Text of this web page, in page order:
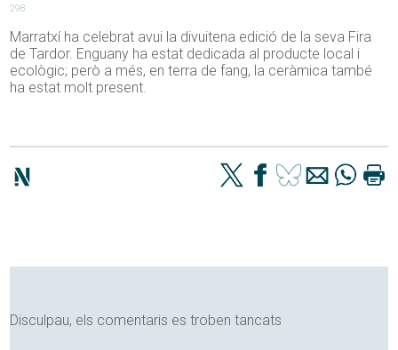
298
Marratxí ha celebrat avui la divuitena edició de la seva Fira
de Tardor. Enguany ha estat dedicada al producte local i
ecològic; però a més, en terra de fang, la ceràmica també
ha estat molt present.
Disculpau, els comentaris es troben tancats